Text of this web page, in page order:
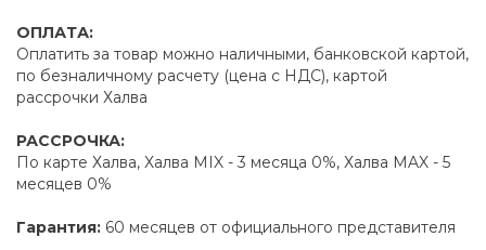
ОПЛАТА:
Оплатить за товар можно наличными, банковской картой,
по безналичному расчету (цена с НДС), картой
рассрочки Халва
РАССРОЧКА:
По карте Халва, Халва MIX - 3 месяца 0%, Халва MAX - 5
месяцев 0%
Гарантия: 60 месяцев от официального представителя